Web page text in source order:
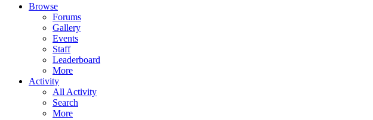
Browse
Forums
Gallery
Events
Staff
Leaderboard
More
Activity
All Activity
Search
More